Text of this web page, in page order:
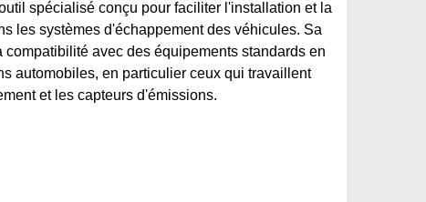
spécialisé conçu pour faciliter l'installation et la
les systèmes d'échappement des véhicules. Sa
avec des équipements standards en
automobiles, en particulier ceux qui travaillent
et les capteurs d'émissions.